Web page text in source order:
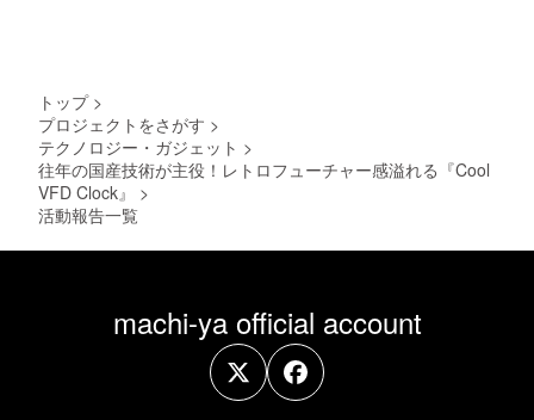
トップ >
プロジェクトをさがす >
テクノロジー・ガジェット >
往年の国産技術が主役！レトロフューチャー感溢れる『Cool
VFD Clock』
>
活動報告一覧
machi-ya official account